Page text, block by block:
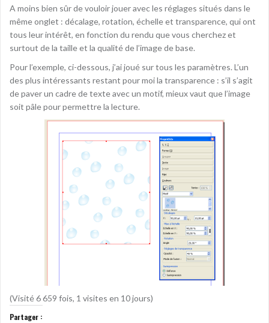
A moins bien sûr de vouloir jouer avec les réglages situés dans le
même onglet : décalage, rotation, échelle et transparence, qui ont
tous leur intérêt, en fonction du rendu que vous cherchez et
surtout de la taille et la qualité de l’image de base.
Pour l’exemple, ci-dessous, j’ai joué sur tous les paramètres. L’un
des plus intéressants restant pour moi la transparence : s’il s’agit
de paver un cadre de texte avec un motif, mieux vaut que l’image
soit pâle pour permettre la lecture.
(Visité 6 659 fois, 1 visites en 10 jours)
Partager :